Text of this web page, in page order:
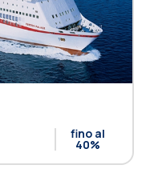
fino al
40%